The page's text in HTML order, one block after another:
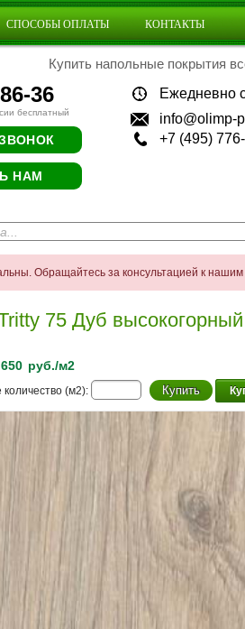
СПОСОБЫ ОПЛАТЫ КОНТАКТЫ
Купить напольные покрытия
36
бесплатный
НАМ
Ежедневно
info@olimp-
+7 (495)
Обращайтесь за консультацией к
75 Дуб высокогорный
руб./м2
(м2):